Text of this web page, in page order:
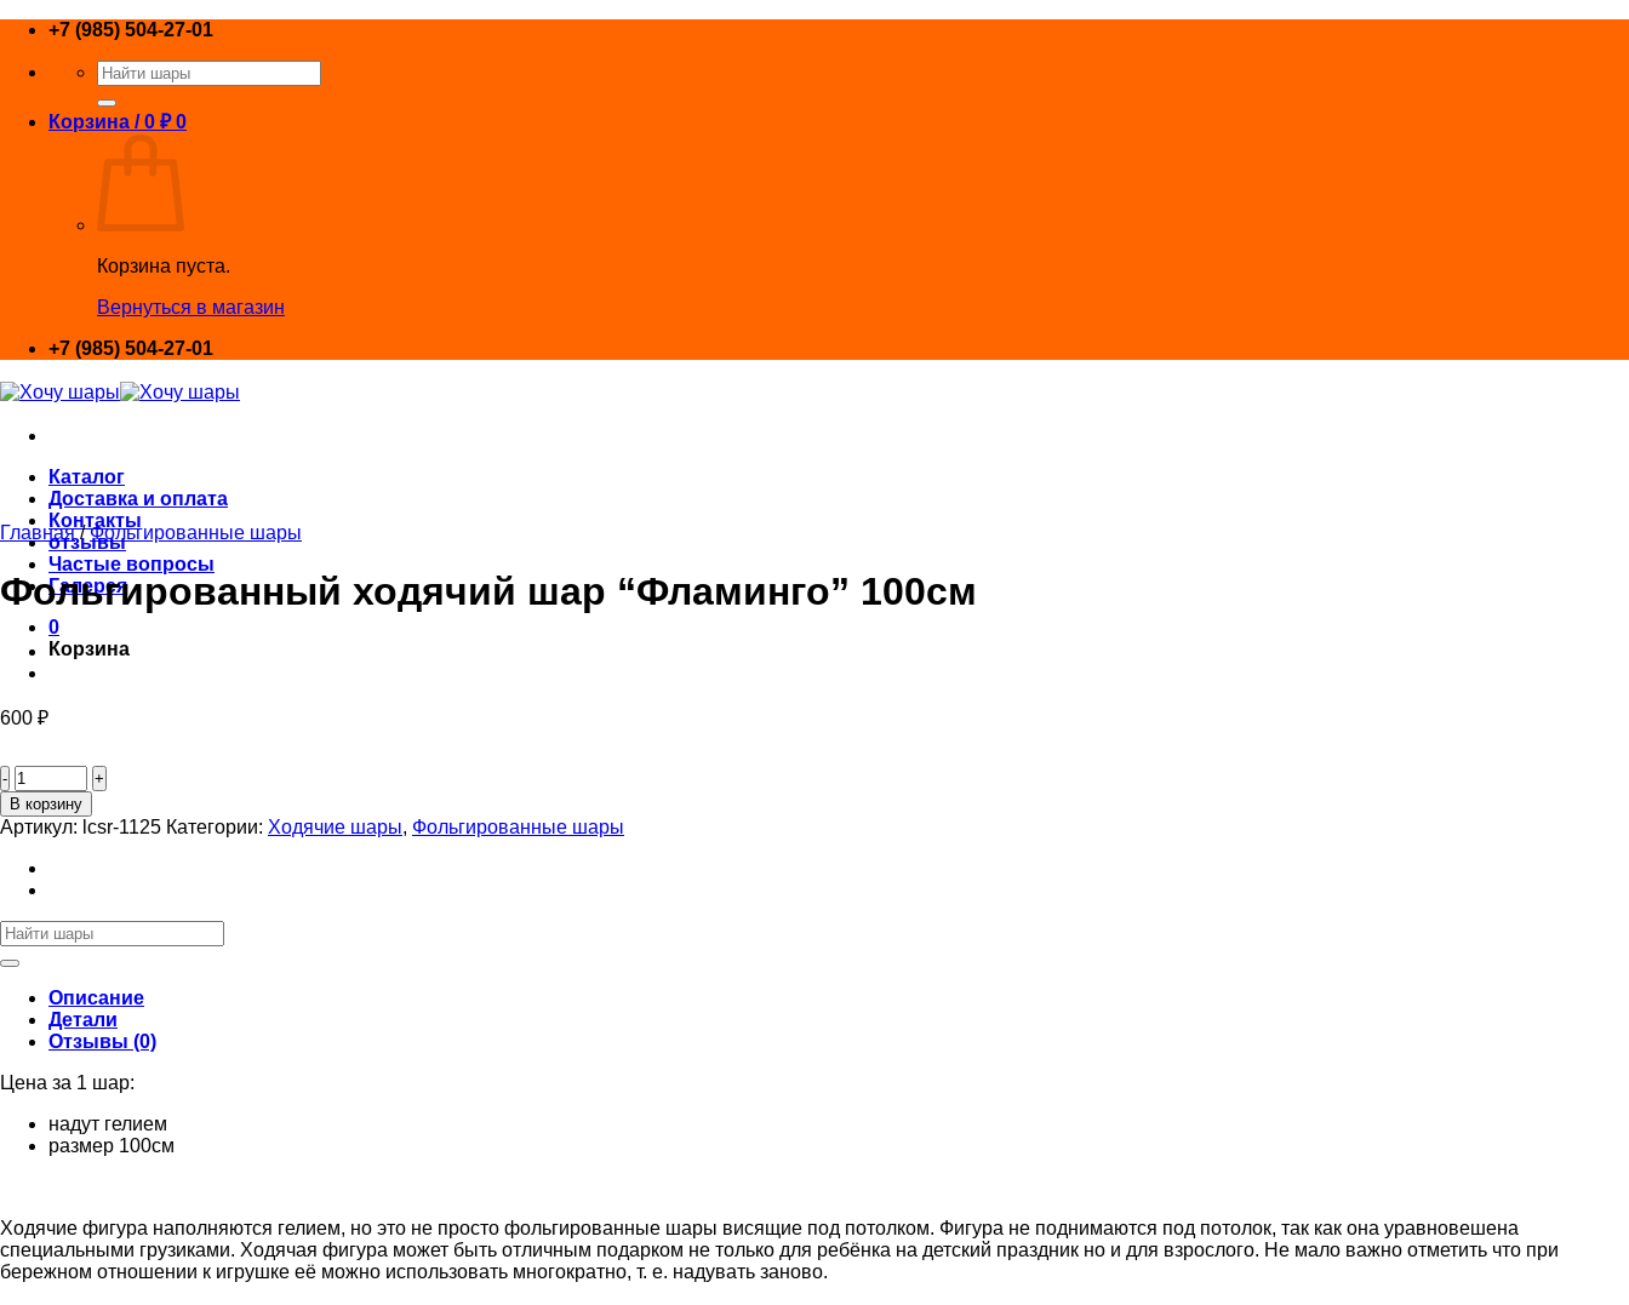
Skip
content
+7 (985) 504-27-01
Искать:
Корзина /0 ₽ 0
Корзина пуста.
Вернуться в магазин
+7 (985) 504-27-01
Каталог
Доставка и оплата
Контакты
отзывы
Частые вопросы
Галерея
0
Корзина
Главная / Фольгированные шары
Фольгированный ходячий шар “Фламинго” 100см
600 ₽
товара
Фольгированный
ходячий
"Фламинго"
100см
В корзину
Артикул: lcsr-1125 Категории: Ходячие шары, Фольгированные шары
Искать:
Описание
Детали
Отзывы (0)
Цена за 1 шар:
надут гелием
размер 100см
Ходячие фигура наполняются гелием, но это не просто фольгированные шары висящие под потолком. Фигура не поднимаются под потолок, так как она уравновешена
специальными грузиками. Ходячая фигура может быть отличным подарком не только для ребёнка на детский праздник но и для взрослого. Не мало важно отметить что при
бережном отношении к игрушке её можно использовать многократно, т. е. надувать заново.